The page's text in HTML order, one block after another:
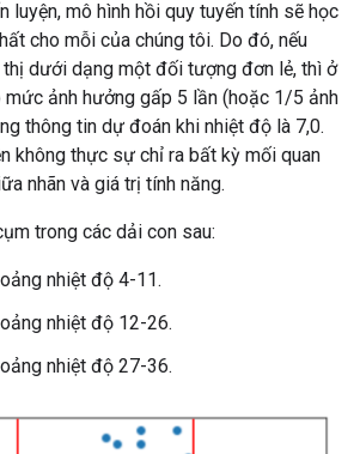
luyện, mô hình hồi quy tuyến tính sẽ học
cho mỗi của chúng tôi. Do đó, nếu
dưới dạng một đối tượng đơn lẻ, thì ở
ảnh hưởng gấp 5 lần (hoặc 1/5 ảnh
thông tin dự đoán khi nhiệt độ là 7,0.
không thực sự chỉ ra bất kỳ mối quan
nhãn và giá trị tính năng.
trong các dải con sau:
nhiệt độ 4-11.
nhiệt độ 12-26.
nhiệt độ 27-36.